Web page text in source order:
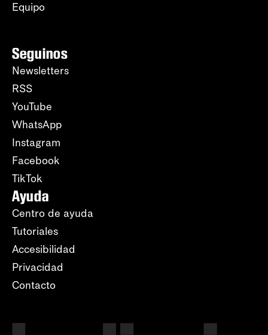
Equipo
Seguinos
Newsletters
RSS
YouTube
WhatsApp
Instagram
Facebook
TikTok
Ayuda
Centro de ayuda
Tutoriales
Accesibilidad
Privacidad
Contacto